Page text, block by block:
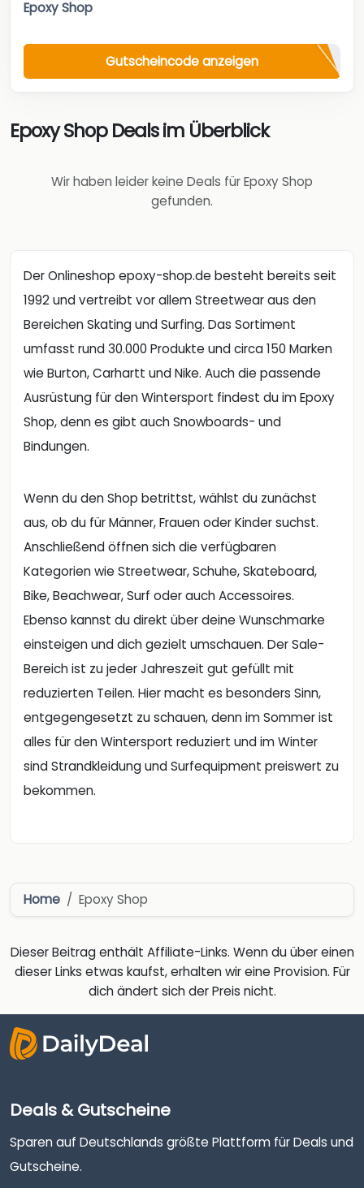
Epoxy Shop
Gutscheincode anzeigen
Epoxy Shop Deals im Überblick
Wir haben leider keine Deals für Epoxy Shop
gefunden.
Der Onlineshop epoxy-shop.de besteht bereits seit
1992 und vertreibt vor allem Streetwear aus den
Bereichen Skating und Surfing. Das Sortiment
umfasst rund 30.000 Produkte und circa 150 Marken
wie Burton, Carhartt und Nike. Auch die passende
Ausrüstung für den Wintersport findest du im Epoxy
Shop, denn es gibt auch Snowboards- und
Bindungen.
Wenn du den Shop betrittst, wählst du zunächst
aus, ob du für Männer, Frauen oder Kinder suchst.
Anschließend öffnen sich die verfügbaren
Kategorien wie Streetwear, Schuhe, Skateboard,
Bike, Beachwear, Surf oder auch Accessoires.
Ebenso kannst du direkt über deine Wunschmarke
einsteigen und dich gezielt umschauen. Der Sale-
Bereich ist zu jeder Jahreszeit gut gefüllt mit
reduzierten Teilen. Hier macht es besonders Sinn,
entgegengesetzt zu schauen, denn im Sommer ist
alles für den Wintersport reduziert und im Winter
sind Strandkleidung und Surfequipment preiswert zu
bekommen.
Home Epoxy Shop
Dieser Beitrag enthält Affiliate-Links. Wenn du über einen
dieser Links etwas kaufst, erhalten wir eine Provision. Für
dich ändert sich der Preis nicht.
Deals & Gutscheine
Sparen auf Deutschlands größte Plattform für Deals und
Gutscheine.